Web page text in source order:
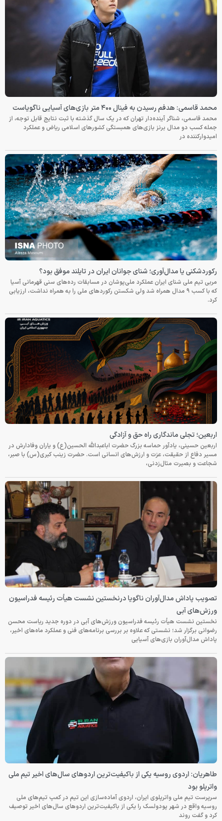
محمد قاسمی: هدفم رسیدن به فینال ۴۰۰ متر بازی‌های آسیایی ناگویاست
محمد قاسمی، شناگر آینده‌دار تهران که در یک سال گذشته با ثبت نتایج قابل توجه، از
جمله کسب دو مدال برنز بازی‌های همبستگی کشورهای اسلامی ریاض و عملکرد
امیدوارکننده در
رکوردشکنی یا مدال‌آوری؛ شنای جوانان ایران در تایلند موفق بود؟
مربی تیم ملی شنای ایران عملکرد ملی‌پوشان در مسابقات رده‌های سنی قهرمانی آسیا
که با کسب ۹ مدال همراه شد ولی شکستن رکوردهای ملی را به همراه نداشت، ارزیابی
کرد.
اربعین؛ تجلی ماندگاری راه حق و آزادگی
اربعین حسینی، یادآور حماسه بزرگ حضرت اباعبدالله الحسین(ع) و یاران وفادارش در
مسیر دفاع از حقیقت، عزت و ارزش‌های انسانی است. حضرت زینب کبری(س) با صبر،
شجاعت و بصیرت مثال‌زدنی،
تصویب پاداش مدال‌آوران ناگویا درنخستین نشست هیأت رئیسه فدراسیون
ورزش‌های آبی
نخستین نشست هیأت رئیسه فدراسیون ورزش‌های آبی در دوره جدید ریاست محسن
رضوانی برگزار شد؛ نشستی که علاوه بر بررسی برنامه‌های فنی و عملکرد ماه‌های اخیر،
پاداش مدال‌آوران بازی‌های آسیایی
طاهریان: اردوی روسیه یکی از باکیفیت‌ترین اردوهای سال‌های اخیر تیم ملی
واترپلو بود
سرپرست تیم ملی واترپلوی ایران، اردوی آماده‌سازی این تیم در کمپ تیم‌های ملی
روسیه واقع در شهر پودولسک را یکی از باکیفیت‌ترین اردوهای سال‌های اخیر توصیف
کرد و گفت روند